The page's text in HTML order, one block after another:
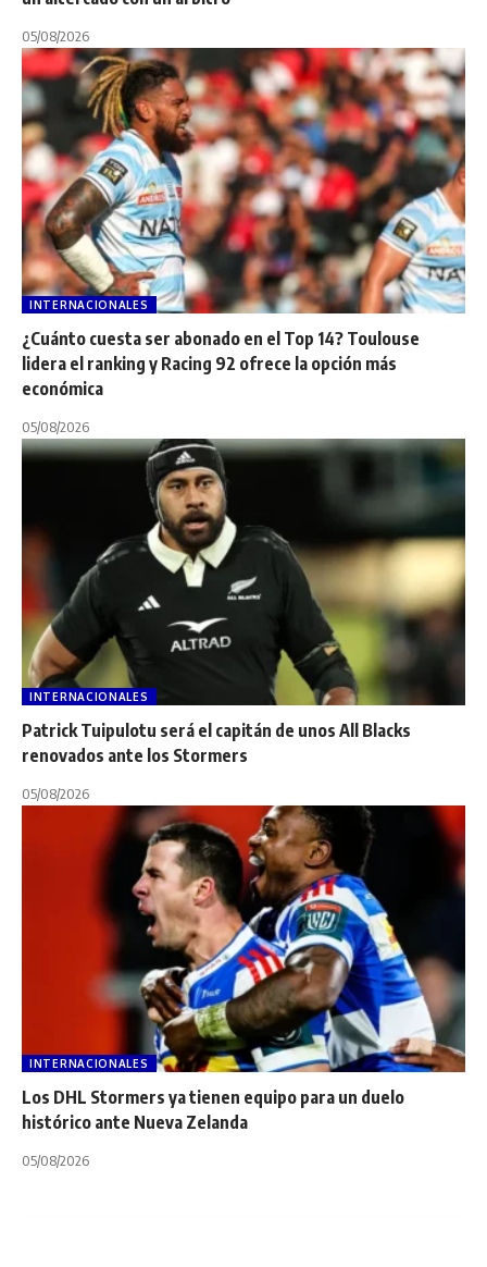
05/08/2026
INTERNACIONALES
¿Cuánto cuesta ser abonado en el Top 14? Toulouse
lidera el ranking y Racing 92 ofrece la opción más
económica
05/08/2026
INTERNACIONALES
Patrick Tuipulotu será el capitán de unos All Blacks
renovados ante los Stormers
05/08/2026
INTERNACIONALES
Los DHL Stormers ya tienen equipo para un duelo
histórico ante Nueva Zelanda
05/08/2026